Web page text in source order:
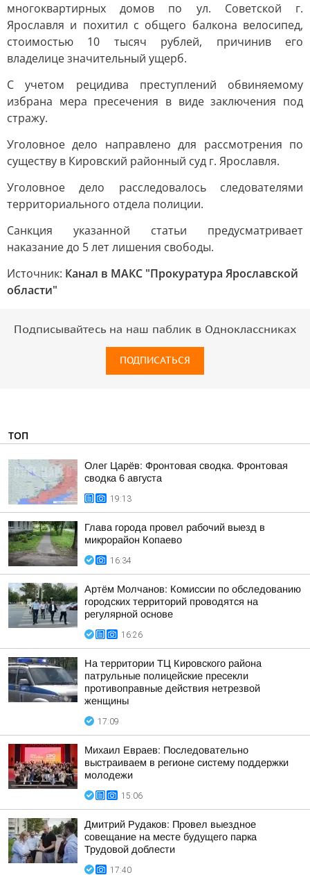
многоквартирных домов по ул. Советской г.
Ярославля и похитил с общего балкона велосипед,
стоимостью 10 тысяч рублей, причинив его
владелице значительный ущерб.
С учетом рецидива преступлений обвиняемому
избрана мера пресечения в виде заключения под
стражу.
Уголовное дело направлено для рассмотрения по
существу в Кировский районный суд г. Ярославля.
Уголовное дело расследовалось следователями
территориального отдела полиции.
Санкция указанной статьи предусматривает
наказание до 5 лет лишения свободы.
Источник: Канал в МАКС "Прокуратура Ярославской
области"
Подписывайтесь на наш паблик в Одноклассниках
ПОДПИСАТЬСЯ
ТОП
Олег Царёв: Фронтовая сводка. Фронтовая
сводка 6 августа
19:13
Глава города провел рабочий выезд в
микрорайон Копаево
16:34
Артём Молчанов: Комиссии по обследованию
городских территорий проводятся на
регулярной основе
16:26
На территории ТЦ Кировского района
патрульные полицейские пресекли
противоправные действия нетрезвой
женщины
17:09
Михаил Евраев: Последовательно
выстраиваем в регионе систему поддержки
молодежи
15:06
Дмитрий Рудаков: Провел выездное
совещание на месте будущего парка
Трудовой доблести
17:40